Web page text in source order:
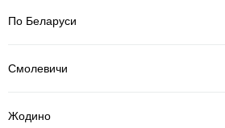
По Беларуси
Смолевичи
Жодино